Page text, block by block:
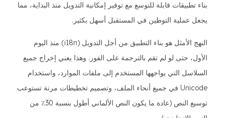
بناء تطبيقات قابلة للتوسع مع توفير إمكانية التدويل منذ البداية، مما
يجعل عملية التوطين في المستقبل أسهل بكثير.
النهج الأمثل هو بناء التطبيق من أجل التدويل (i18n) منذ اليوم
الأول، حتى لو لم تقم بالترجمة على الفور. وهذا يعني إخراج جميع
السلاسل التي يواجهها المستخدم إلى ملفات الموارد، واستخدام
Unicode في جميع أنحاء الملف، وتصميم تخطيطات مرنة تستوعب
توسيع النص (عادة ما يكون النص الألماني أطول بنسبة 30٪ من